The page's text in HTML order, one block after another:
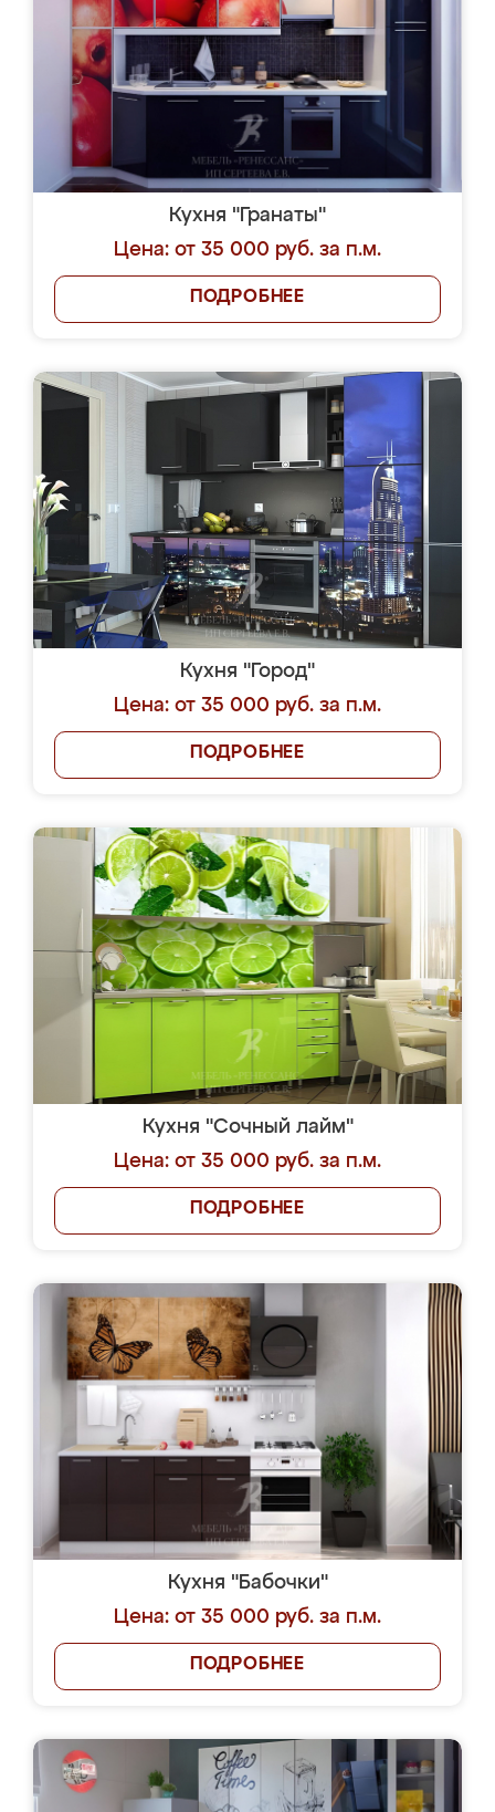
Кухня "Гранаты"
Цена: от 35 000 руб. за п.м.
ПОДРОБНЕЕ
Кухня "Город"
Цена: от 35 000 руб. за п.м.
ПОДРОБНЕЕ
Кухня "Сочный лайм"
Цена: от 35 000 руб. за п.м.
ПОДРОБНЕЕ
Кухня "Бабочки"
Цена: от 35 000 руб. за п.м.
ПОДРОБНЕЕ